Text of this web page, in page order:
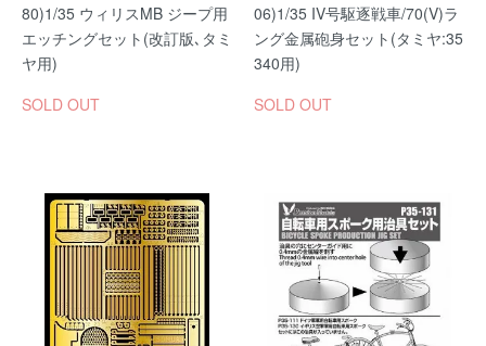
80)1/35 ウィリスMB ジープ用
エッチングセット(改訂版､タミ
ヤ用)
SOLD OUT
06)1/35 IV号駆逐戦車/70(V)ラ
ング金属砲身セット(タミヤ:35
340用)
SOLD OUT